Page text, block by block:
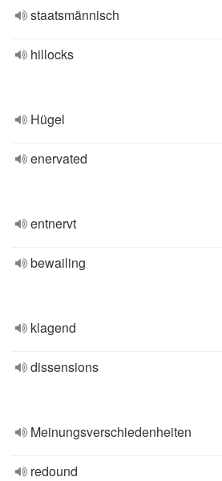
staatsmännisch
hillocks
Hügel
enervated
entnervt
bewailing
klagend
dissensions
Meinungsverschiedenheiten
redound